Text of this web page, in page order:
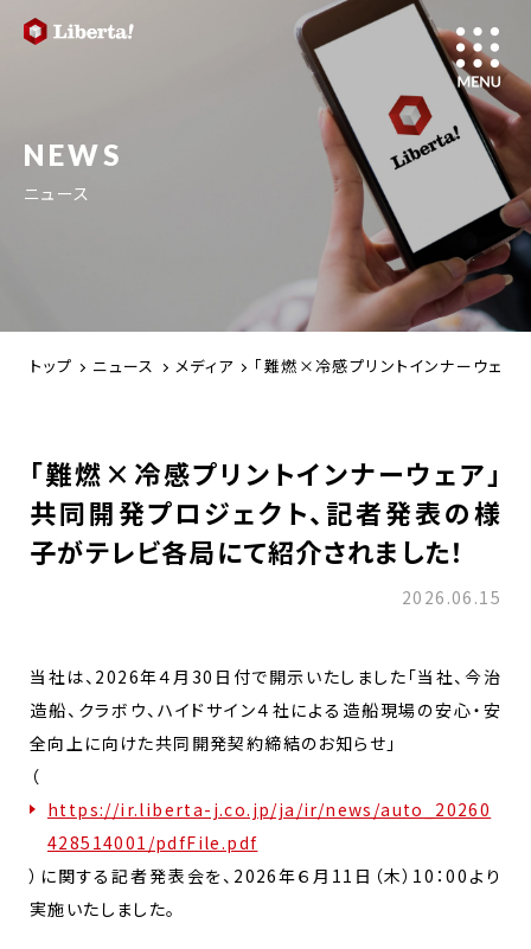
NEWS
ニュース
トップ ニュース メディア 「難燃×冷感プリントインナーウェア
「難燃×冷感プリントインナーウェア」
共同開発プロジェクト、記者発表の様
子がテレビ各局にて紹介されました！
2026.06.15
当社は、2026年４月30日付で開示いたしました「当社、今治
造船、クラボウ、ハイドサイン４社による造船現場の安心・安
全向上に向けた共同開発契約締結のお知らせ」
（
https://ir.liberta-j.co.jp/ja/ir/news/auto_20260
428514001/pdfFile.pdf
）に関する記者発表会を、2026年６月11日（木）10：00より
実施いたしました。